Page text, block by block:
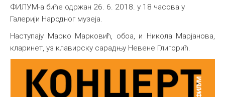
Библиотека
Међународна
ФИЛУМ-а биће одржан 26. 6. 2018. у 18 часова у
Галерији Народног музеја.
Наступају Марко Марковић, обоа, и Никола Марјановa,
кларинет, уз клавирску сарадњу Невене Глигорић.